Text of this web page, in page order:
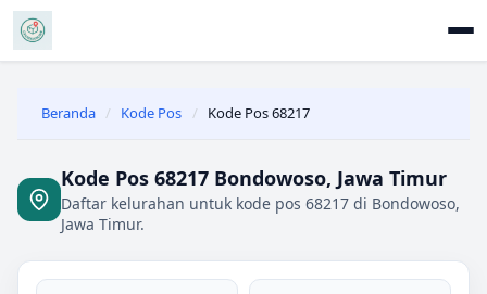
Beranda / Kode Pos / Kode Pos 68217
Kode Pos 68217 Bondowoso, Jawa Timur
Daftar kelurahan untuk kode pos 68217 di Bondowoso,
Jawa Timur.